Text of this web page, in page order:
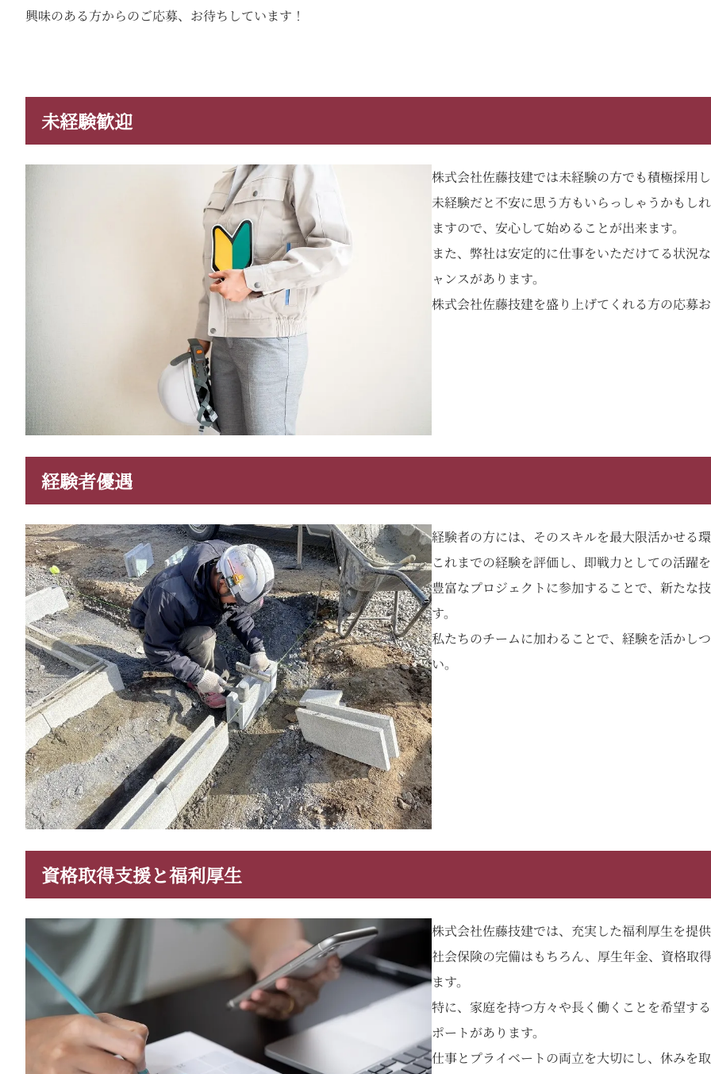
興味のある方からのご応募、お待ちしています！
未経験歓迎
株式会社佐藤技建では未経験の方でも積極採用
未経験だと不安に思う方もいらっしゃうかもし
ますので、安心して始めることが出来ます。
また、弊社は安定的に仕事をいただけてる状況
ャンスがあります。
株式会社佐藤技建を盛り上げてくれる方の応募
経験者優遇
経験者の方には、そのスキルを最大限活かせる
これまでの経験を評価し、即戦力としての活躍
豊富なプロジェクトに参加することで、新たな
す。
私たちのチームに加わることで、経験を活かし
い。
資格取得支援と福利厚生
株式会社佐藤技建では、充実した福利厚生を提
社会保険の完備はもちろん、厚生年金、資格取
ます。
特に、家庭を持つ方々や長く働くことを希望す
ポートがあります。
仕事とプライベートの両立を大切にし、休みを